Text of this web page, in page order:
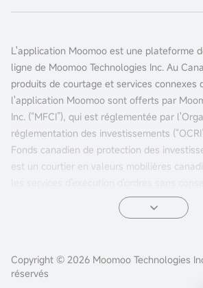
L'application Moomoo est une plateforme
ligne de Moomoo Technologies Inc. Au
produits de courtage et services connexes
l'application Moomoo sont offerts par
Inc. (“MFCI”), qui est réglementée par
réglementation des investissements
Fonds canadien de protection des
est un courtier en valeurs mobilières
fournit pas de conseils ni de
l'achat ou la vente de tout investissement.
Tous les investissements comportent des
possibilité d'une perte du capital. Les
Copyright © 2026 Moomoo Technologies
réservés